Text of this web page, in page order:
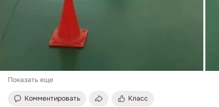
Показать еще
Комментировать Класс